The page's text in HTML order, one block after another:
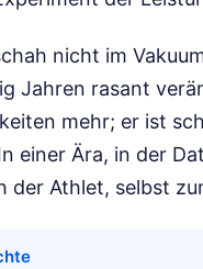
nicht im
Jahren rasant
mehr; er ist
einer Ära, in der
der Athlet, selbst